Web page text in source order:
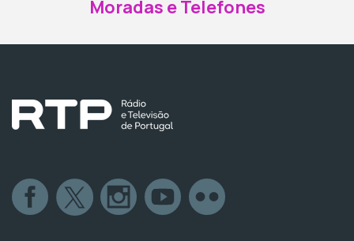
Moradas e Telefones